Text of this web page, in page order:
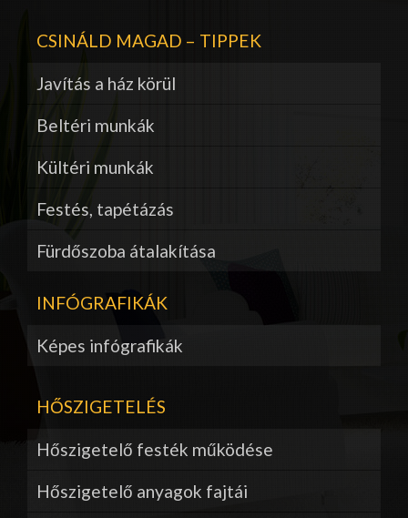
CSINÁLD MAGAD – TIPPEK
Javítás a ház körül
Beltéri munkák
Kültéri munkák
Festés, tapétázás
Fürdőszoba átalakítása
INFÓGRAFIKÁK
Képes infógrafikák
HŐSZIGETELÉS
Hőszigetelő festék működése
Hőszigetelő anyagok fajtái